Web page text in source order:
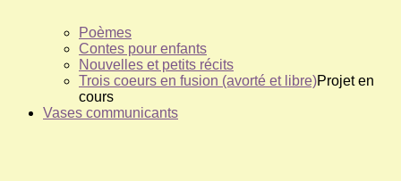
Poèmes
Contes pour enfants
Nouvelles et petits récits
Trois coeurs en fusion (avorté et libre)Projet en
cours
Vases communicants